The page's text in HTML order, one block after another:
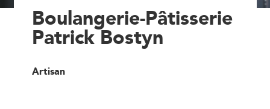
Boulangerie-Pâtisserie
Patrick Bostyn
Artisan